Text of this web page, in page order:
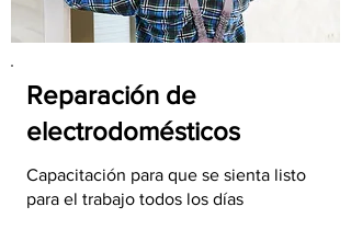
Reparación de
electrodomésticos
Capacitación para que se sienta listo
para el trabajo todos los días